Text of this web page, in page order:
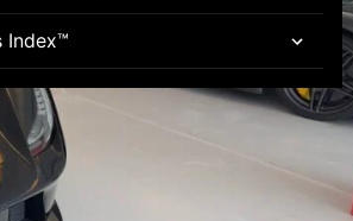
Index™